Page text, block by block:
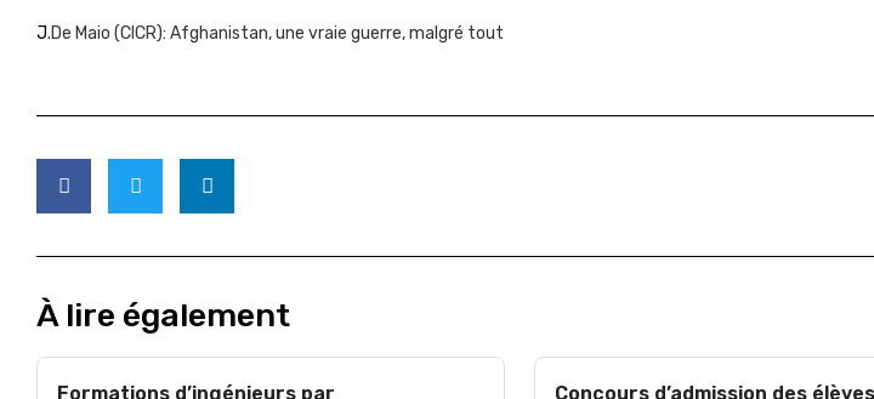
J.De Maio (CICR): Afghanistan, une vraie guerre, malgré tout
À lire également
Formations d’ingénieurs par Concours d’admission des